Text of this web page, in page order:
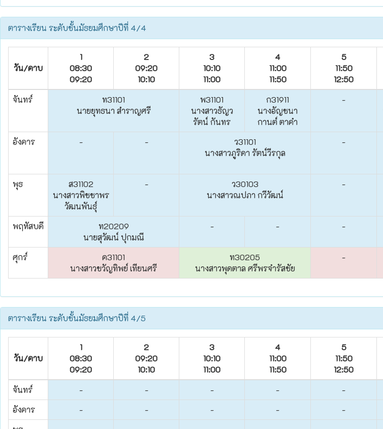
ตารางเรียน ระดับชั้นมัธยมศึกษาปีที่ 4/4
วัน/คาบ
1
08:30
09:20
2
09:20
10:10
3
10:10
11:00
4
11:00
11:50
5
11:50
12:50
จันทร์
ท31101
นายยุทธนา สำราญศรี
พ31101
นางสาวธัญว
รัตน์ กันทร
ก31911
นางอัญชนา
กานต์ ตาคำ
-
อังคาร - -
ว31101
นางสาวภูริดา รัตน์วีรกุล
-
พุธ
ส31102
นางสาวพิชชาพร
วัฒนพันธุ์
-
ว30103
นางสาวณปภา กวีวัฒน์
-
พฤหัสบดี
ท20209
นายสุวัฒน์ ปุกมณี
- - -
ศุกร์
ค31101
นางสาวขวัญทิพย์ เทียนศรี
ท30205
นางสาวพุดตาล ศรีพรจำรัสชัย
-
ตารางเรียน ระดับชั้นมัธยมศึกษาปีที่ 4/5
วัน/คาบ
1
08:30
09:20
2
09:20
10:10
3
10:10
11:00
4
11:00
11:50
5
11:50
12:50
จันทร์
- - - - -
อังคาร
- - - - -